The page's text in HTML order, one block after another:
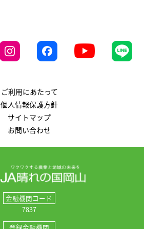
ご利用にあたって
個人情報保護方針
サイトマップ
お問い合わせ
金融機関コード
7837